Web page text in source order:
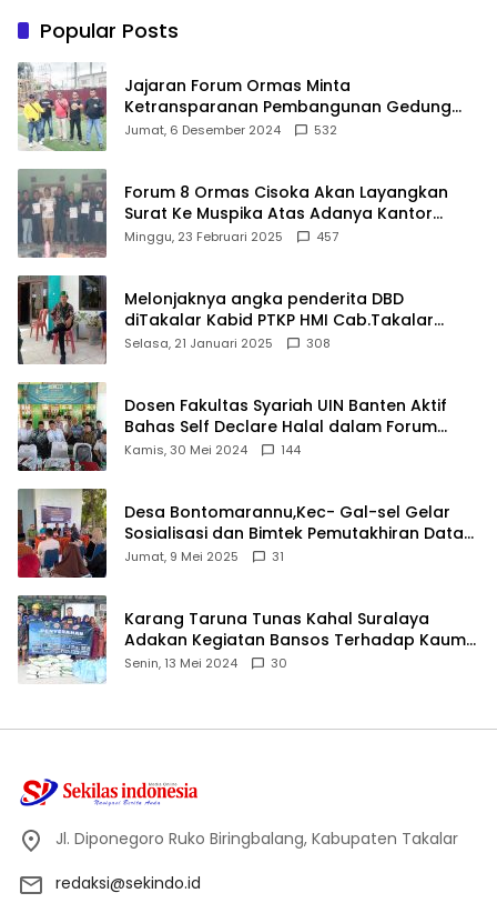
Popular Posts
Jajaran Forum Ormas Minta
Ketransparanan Pembangunan Gedung
Damkar Di Kecamatan Cisoka
Jumat, 6 Desember 2024 532
Forum 8 Ormas Cisoka Akan Layangkan
Surat Ke Muspika Atas Adanya Kantor
Matel di Cisoka
Minggu, 23 Februari 2025 457
Melonjaknya angka penderita DBD
diTakalar Kabid PTKP HMI Cab.Takalar
angkat bicara
Selasa, 21 Januari 2025 308
Dosen Fakultas Syariah UIN Banten Aktif
Bahas Self Declare Halal dalam Forum
Ijtima Ulama MUI
Kamis, 30 Mei 2024 144
Desa Bontomarannu,Kec- Gal-sel Gelar
Sosialisasi dan Bimtek Pemutakhiran Data
ID
Jumat, 9 Mei 2025 31
Karang Taruna Tunas Kahal Suralaya
Adakan Kegiatan Bansos Terhadap Kaum
Dhuafa dan Anak Yatim-Piatu
Senin, 13 Mei 2024 30
Jl. Diponegoro Ruko Biringbalang, Kabupaten Takalar
redaksi@sekindo.id